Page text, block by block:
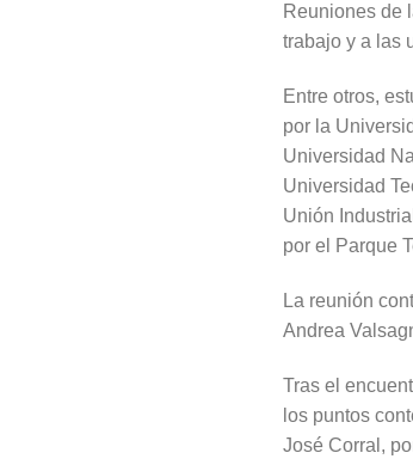
Reuniones de
trabajo y a las
Entre otros,
por la
Universidad
Universidad
Unión
por el Parque
La reunión
Andrea
Tras el
los puntos
José Corral,